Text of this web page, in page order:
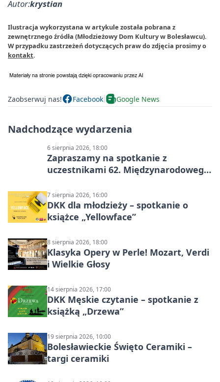
Autor:krystian
Ilustracja wykorzystana w artykule została pobrana z
zewnętrznego źródła (Młodzieżowy Dom Kultury w Bolesławcu).
W przypadku zastrzeżeń dotyczących praw do zdjęcia prosimy o
kontakt.
Zaobserwuj nas! Facebook Google News
Nadchodzące wydarzenia
6 sierpnia 2026, 18:00
Zapraszamy na spotkanie z
uczestnikami 62. Międzynarodowego
7 sierpnia 2026, 16:00
DKK dla młodzieży – spotkanie o
książce „Yellowface”
8 sierpnia 2026, 18:00
Klasyka Opery w Perle! Mozart, Verdi
i Wielkie Głosy
14 sierpnia 2026, 17:00
DKK Męskie czytanie – spotkanie z
książką „Drzewa”
19 sierpnia 2026, 10:00
Bolesławieckie Święto Ceramiki –
targi ceramiki